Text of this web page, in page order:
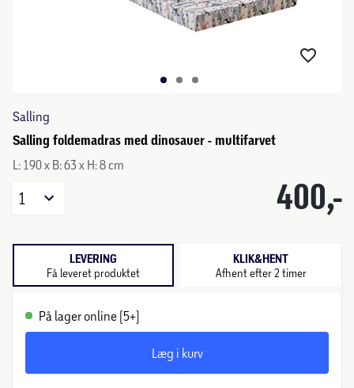
Salling
Salling foldemadras med dinosauer - multifarvet
L: 190 x B: 63 x H: 8 cm
400,-
1
LEVERING
Få leveret produktet
KLIK&HENT
Afhent efter 2 timer
På lager online (5+)
Læg i kurv